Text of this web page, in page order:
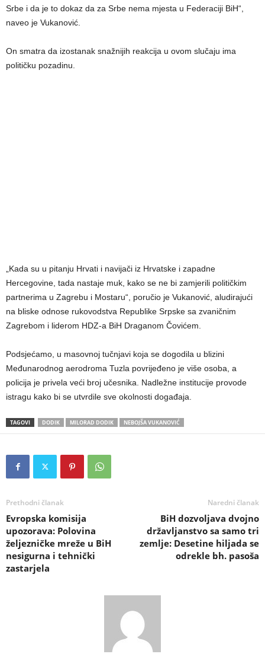
Srbe i da je to dokaz da za Srbe nema mjesta u Federaciji BiH“,
naveo je Vukanović.
On smatra da izostanak snažnijih reakcija u ovom slučaju ima
političku pozadinu.
„Kada su u pitanju Hrvati i navijači iz Hrvatske i zapadne
Hercegovine, tada nastaje muk, kako se ne bi zamjerili političkim
partnerima u Zagrebu i Mostaru“, poručio je Vukanović, aludirajući
na bliske odnose rukovodstva Republike Srpske sa zvaničnim
Zagrebom i liderom HDZ-a BiH Draganom Čovićem.
Podsjećamo, u masovnoj tučnjavi koja se dogodila u blizini
Međunarodnog aerodroma Tuzla povrijeđeno je više osoba, a
policija je privela veći broj učesnika. Nadležne institucije provode
istragu kako bi se utvrdile sve okolnosti događaja.
TAGOVI DODIK MILORAD DODIK NEBOJŠA VUKANOVIĆ
Prethodni članak
Evropska komisija
upozorava: Polovina
željezničke mreže u BiH
nesigurna i tehnički
zastarjela
Naredni članak
BiH dozvoljava dvojno
državljanstvo sa samo tri
zemlje: Desetine hiljada se
odrekle bh. pasoša